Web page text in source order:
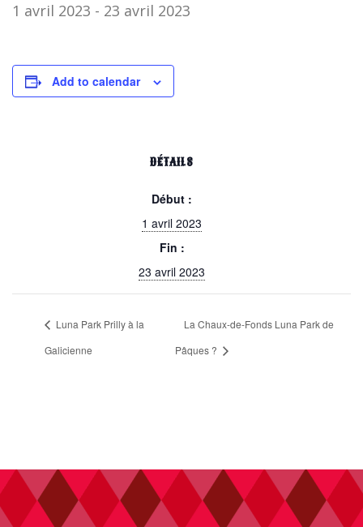
1 avril 2023 - 23 avril 2023
Add to calendar
DÉTAILS
Début :
1 avril 2023
Fin :
23 avril 2023
Luna Park Prilly à la
Galicienne
La Chaux-de-Fonds Luna Park de
Pâques ?